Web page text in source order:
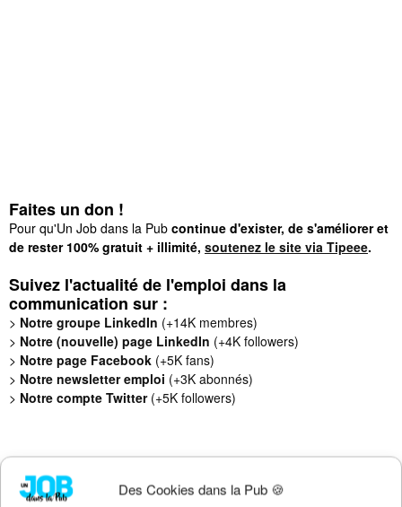
Des Cookies dans la Pub 🍪
Faites un don !
Pour qu'Un Job dans la Pub continue d'exister, de s'améliorer et
de rester 100% gratuit + illimité, soutenez le site via Tipeee.
Suivez l'actualité de l'emploi dans la
communication sur :
> Notre groupe LinkedIn (+14K membres)
> Notre (nouvelle) page LinkedIn (+4K followers)
> Notre page Facebook (+5K fans)
> Notre newsletter emploi (+3K abonnés)
> Notre compte Twitter(+5K followers)